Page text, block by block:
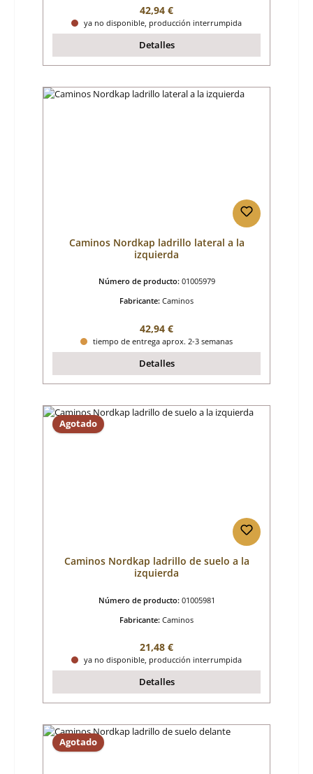
Precio normal:
42,94 €
ya no disponible, producción interrumpida
Detalles
Caminos Nordkap ladrillo lateral a la
izquierda
Número de producto: 01005979
Fabricante: Caminos
Precio normal:
42,94 €
tiempo de entrega aprox. 2-3 semanas
Detalles
Agotado
Caminos Nordkap ladrillo de suelo a la
izquierda
Número de producto: 01005981
Fabricante: Caminos
Precio normal:
21,48 €
ya no disponible, producción interrumpida
Detalles
Agotado